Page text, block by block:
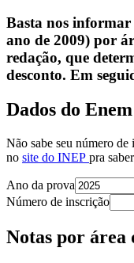
Basta nos
ano de 2009) por
redação, que
desconto. Em
Dados do Enem
Não sabe seu número de
no site do INEP pra
Ano da prova
Número de inscrição
Notas por área